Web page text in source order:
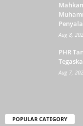
Aug 8,
PHR
Aug 7,
POPULAR CATEGORY